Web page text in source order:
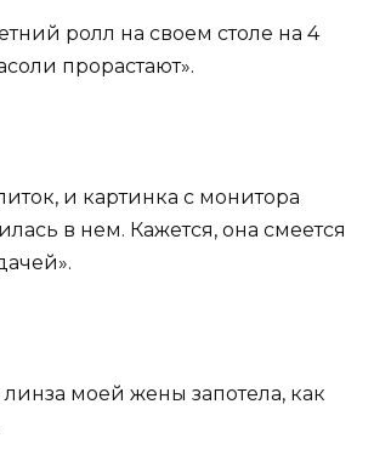
ролл на своем столе на 4
прорастают».
и картинка с монитора
в нем. Кажется, она смеется
линза моей жены запотела, как